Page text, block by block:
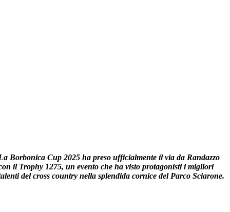
Borbonica Cup 2025 ha preso ufficialmente il via da Randazzo
il Trophy 1275, un evento che ha visto protagonisti i migliori
del cross country nella splendida cornice del Parco Sciarone.